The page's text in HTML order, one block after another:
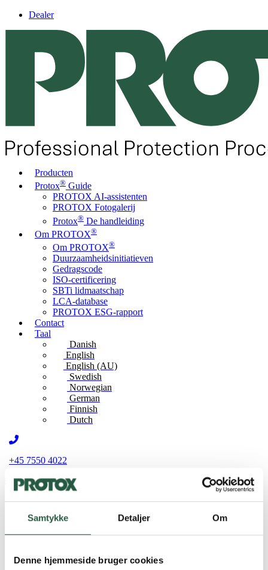
Samtykke Detaljer Om
Denne hjemmeside bruger cookies
Dealer
Producten
Protox® Guide
PROTOX AI-assistenten
PROTOX Fotogalerij
Protox® De handleiding
Om PROTOX®
Om PROTOX®
Duurzaamheidsinitiatieven
Gedragscode
ISO-certificering
SBTi lidmaatschap
LCA-database
PROTOX ESG-rapport
Contact
Taal
Danish
English
English (AU)
Swedish
Norwegian
German
Finnish
Dutch
+45 7550 4022
Producten
Protox Guide
PROTOX AI-assistenten
PROTOX Fotogalerij
Om PROTOX®